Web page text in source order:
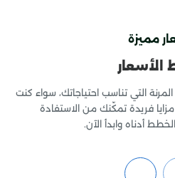
مميزة
التي تناسب احتياجاتك، سواء كنت
فريدة تمكّنك من الاستفادة
أدناه وابدأ الآن.